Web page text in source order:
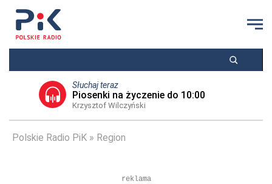
Słuchaj teraz
Piosenki na życzenie do 10:00
Krzysztof Wilczyński
Polskie Radio PiK Region
reklama